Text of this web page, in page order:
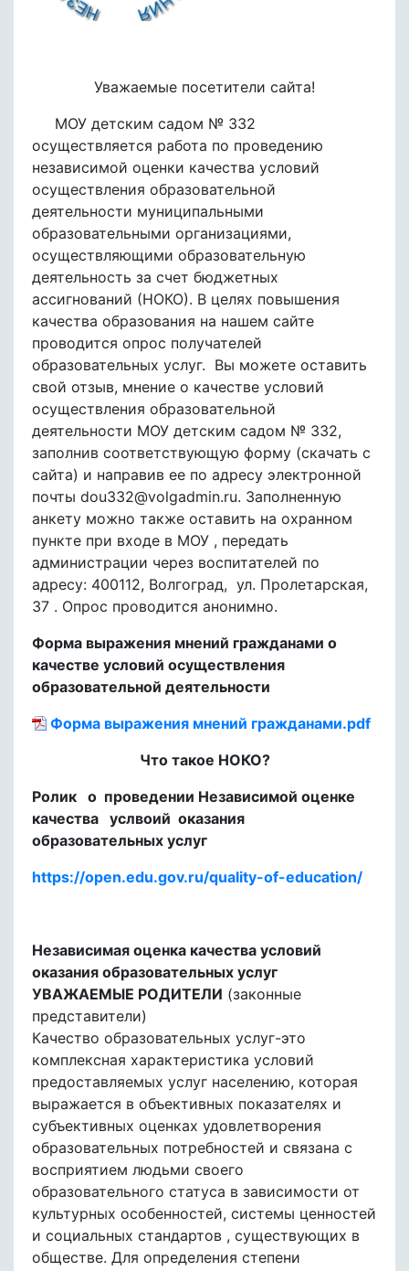
Уважаемые посетители сайта!
МОУ детским садом № 332
осуществляется работа по проведению
независимой оценки качества условий
осуществления образовательной
деятельности муниципальными
образовательными организациями,
осуществляющими образовательную
деятельность за счет бюджетных
ассигнований (НОКО). В целях повышения
качества образования на нашем сайте
проводится опрос получателей
образовательных услуг. Вы можете оставить
свой отзыв, мнение о качестве условий
осуществления образовательной
деятельности МОУ детским садом № 332,
заполнив соответствующую форму (скачать с
сайта) и направив ее по адресу электронной
почты dou332@volgadmin.ru. Заполненную
анкету можно также оставить на охранном
пункте при входе в МОУ , передать
администрации через воспитателей по
адресу: 400112, Волгоград, ул. Пролетарская,
37 . Опрос проводится анонимно.
Форма выражения мнений гражданами о
качестве условий осуществления
образовательной деятельности
Форма выражения мнений гражданами.pdf
Что такое НОКО?
Ролик о проведении Независимой оценке
качества услвоий оказания
образовательных услуг
https://open.edu.gov.ru/quality-of-education/
Независимая оценка качества условий
оказания образовательных услуг
УВАЖАЕМЫЕ РОДИТЕЛИ (законные
представители)
Качество образовательных услуг-это
комплексная характеристика условий
предоставляемых услуг населению, которая
выражается в объективных показателях и
субъективных оценках удовлетворения
образовательных потребностей и связана с
восприятием людьми своего
образовательного статуса в зависимости от
культурных особенностей, системы ценностей
и социальных стандартов , существующих в
обществе. Для определения степени